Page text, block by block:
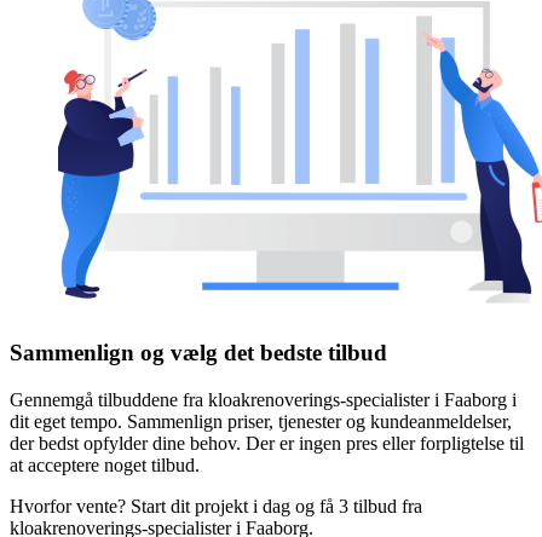
Sammenlign og vælg det bedste tilbud
Gennemgå tilbuddene fra kloakrenoverings-specialister i Faaborg i
dit eget tempo. Sammenlign priser, tjenester og kundeanmeldelser,
der bedst opfylder dine behov. Der er ingen pres eller forpligtelse til
at acceptere noget tilbud.
Hvorfor vente? Start dit projekt i dag og få 3 tilbud fra
kloakrenoverings-specialister i Faaborg.